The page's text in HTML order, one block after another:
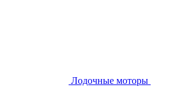
Лодочные моторы